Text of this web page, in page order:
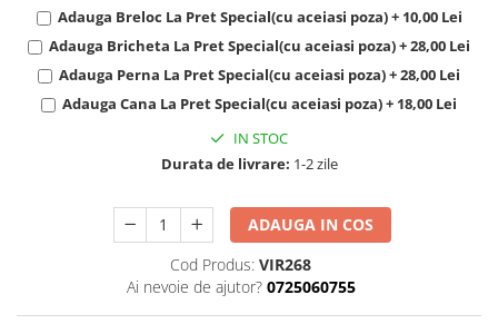
Cadouri Vanatori/Padurari
Cadre Didactice
Adauga Breloc La Pret Special(cu aceiasi poza) + 10,00 Lei
Adauga Bricheta La Pret Special(cu aceiasi poza) + 28,00 Lei
Adauga Perna La Pret Special(cu aceiasi poza) + 28,00 Lei
Adauga Cana La Pret Special(cu aceiasi poza) + 18,00 Lei
IN STOC
Durata de livrare: 1-2 zile
ADAUGA IN COS
Cod Produs: VIR268
Ai nevoie de ajutor? 0725060755